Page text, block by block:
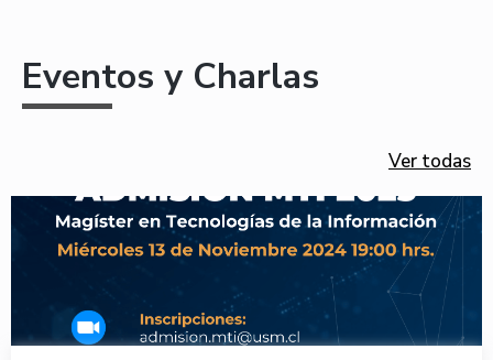
Eventos y Charlas
Ver todas